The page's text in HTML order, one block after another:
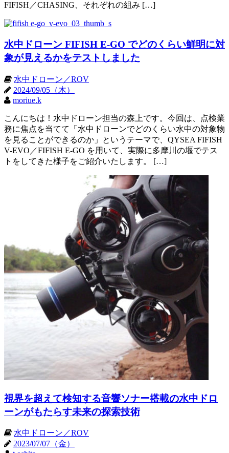
FIFISH／CHASING、それぞれの組み […]
水中ドローン FIFISH E-GO でどのくらい鮮明に対
象が見えるかをテストしました
水中ドローン／ROV
2024/09/05（木）
moriue.k
こんにちは！水中ドローン担当の森上です。今回は、点検業
務に焦点を当てて「水中ドローンでどのくらい水中の対象物
を見ることができるのか」というテーマで、QYSEA FIFISH
V-EVO／FIFISH E-GO を用いて、実際に多摩川の堰でテス
トをしてきた様子をご紹介いたします。 […]
視界を超えて検知する音響ソナー搭載の水中ドロ
ーンがもたらす未来の探索技術
水中ドローン／ROV
2023/07/07（金）